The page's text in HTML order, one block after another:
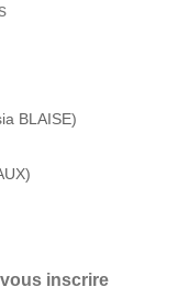
BLAISE)
inscrire